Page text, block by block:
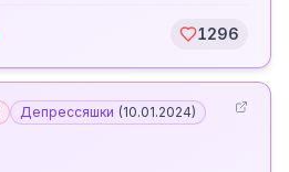
1296
Депрессяшки (10.01.2024)